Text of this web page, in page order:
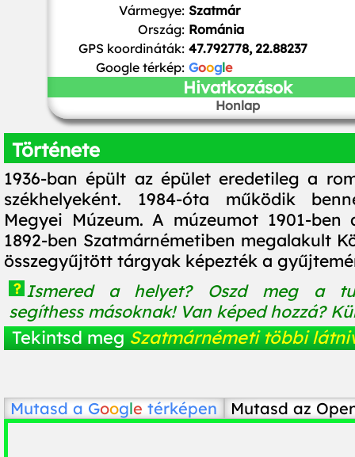
Vármegye: Szatmár
Ország: Románia
GPS koordináták: 47.792778, 22.88237
Google térkép: Google
Hivatkozások
Honlap
Története
1936-ban épült az épület eredetileg a
székhelyeként. 1984-óta működik
Megyei Múzeum. A múzeumot 1901-ben
1892-ben Szatmárnémetiben megalakult
összegyűjtött tárgyak képezték a
? Ismered a helyet? Oszd meg a
segíthess másoknak! Van képed hozzá?
Tekintsd meg Szatmárnémeti többi
Mutasd a Google térképen Mutasd az